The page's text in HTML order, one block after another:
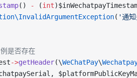
() - (int
( '通知
是否存在
->getHeader(\WeChatPay\